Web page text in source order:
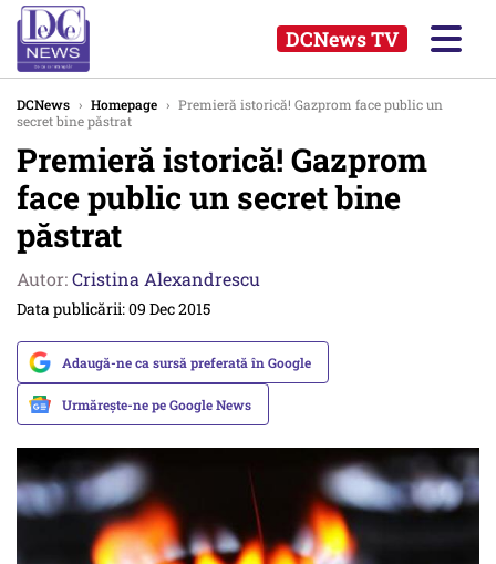
DCNews TV
DCNews › Homepage › Premieră istorică! Gazprom face public un
secret bine păstrat
Premieră istorică! Gazprom
face public un secret bine
păstrat
Autor:Cristina Alexandrescu
Data publicării: 09 Dec 2015
Adaugă-ne ca sursă preferată în Google
Urmărește-ne pe Google News